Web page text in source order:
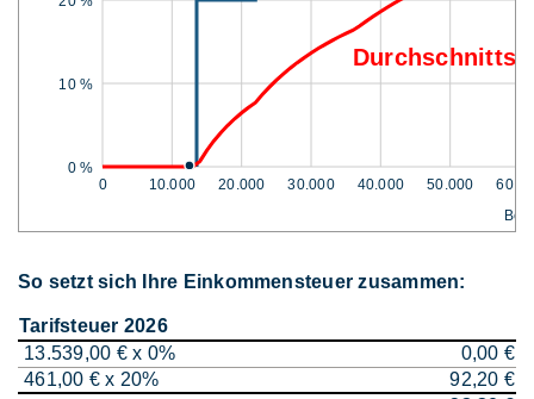
0 %
10 %
0 10.000 20.000 30.000 40.000 50.000
So setzt sich Ihre Einkommensteuer zusammen:
Tarifsteuer 2026
13.539,00 € x 0%
0,00 €
461,00 € x 20%
92,20 €